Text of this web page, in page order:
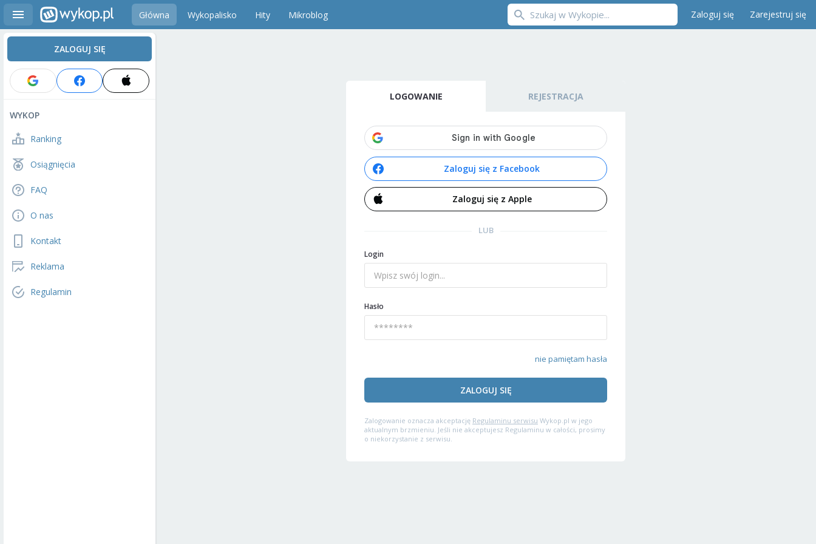
Główna Wykopalisko Hity Mikroblog Zaloguj się Zarejestruj się
ZALOGUJ SIĘ
WYKOP
Ranking
Osiągnięcia
FAQ
O nas
Kontakt
Reklama
Regulamin
LOGOWANIE REJESTRACJA
Zaloguj się z Facebook
Zaloguj się z Apple
LUB
Login
Hasło
nie pamiętam hasła
ZALOGUJ SIĘ
Zalogowanie oznacza akceptację Regulaminu serwisu Wykop.pl w jego
aktualnym brzmieniu. Jeśli nie akceptujesz Regulaminu w całości, prosimy
o niekorzystanie z serwisu.